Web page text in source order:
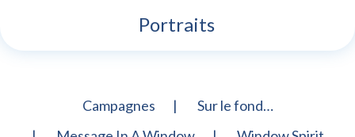
Portraits
Campagnes
Sur le fond…